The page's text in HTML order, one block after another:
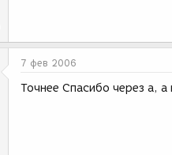
7 фев 2006
Точнее Спасибо через а, а